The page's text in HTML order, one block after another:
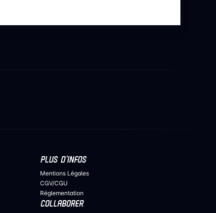
PLUS D’INFOS
Mentions Légales
CGV/CGU
Réglementation
COLLABORER